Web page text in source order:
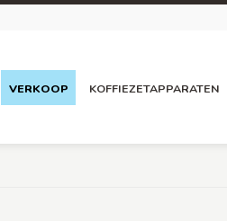
VERKOOP KOFFIEZETAPPARATEN